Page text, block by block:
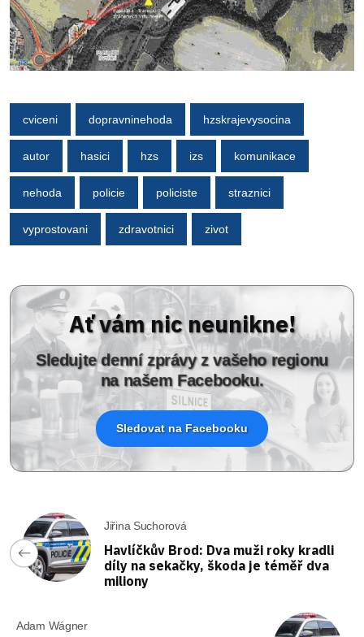
cviceni dopravninehoda hzskrajevysocina
autor hasici hzs izs komunikace
nehoda policie policiste straznici
vyprostovani zdravotnici zivot
Ať vám nic neunikne!
Sledujte denní zprávy z vašeho regionu
na našem Facebooku.
Sledovat na Facebooku
Jiřina Suchorová
Havlíčkův Brod: Dva muži roky kradli
díly na sekačky, škoda je téměř dva
miliony
Adam Wágner